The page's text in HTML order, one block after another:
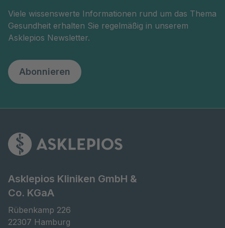
Viele wissenswerte Informationen rund um das Thema
Gesundheit erhalten Sie regelmäßig in unserem
Asklepios Newsletter.
Abonnieren
Asklepios Kliniken GmbH &
Co. KGaA
Rübenkamp 226
22307 Hamburg